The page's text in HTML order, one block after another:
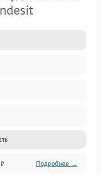
Подробнее →